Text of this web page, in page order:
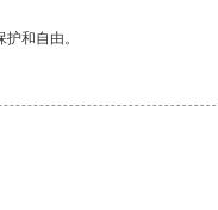
和自由。